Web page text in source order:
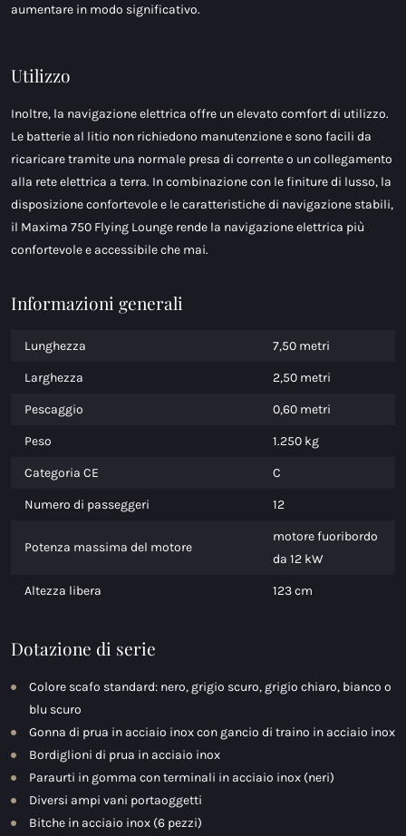
aumentare in modo significativo.
Utilizzo
Inoltre, la navigazione elettrica offre un elevato comfort di utilizzo.
Le batterie al litio non richiedono manutenzione e sono facili da
ricaricare tramite una normale presa di corrente o un collegamento
alla rete elettrica a terra. In combinazione con le finiture di lusso, la
disposizione confortevole e le caratteristiche di navigazione stabili,
il Maxima 750 Flying Lounge rende la navigazione elettrica più
confortevole e accessibile che mai.
Informazioni generali
Lunghezza 7,50 metri
Larghezza 2,50 metri
Pescaggio 0,60 metri
Peso 1.250 kg
Categoria CE C
Numero di passeggeri 12
Potenza massima del motore
motore fuoribordo
da 12 kW
Altezza libera 123 cm
Dotazione di serie
Colore scafo standard: nero, grigio scuro, grigio chiaro, bianco o
blu scuro
Gonna di prua in acciaio inox con gancio di traino in acciaio inox
Bordiglioni di prua in acciaio inox
Paraurti in gomma con terminali in acciaio inox (neri)
Diversi ampi vani portaoggetti
Bitche in acciaio inox (6 pezzi)